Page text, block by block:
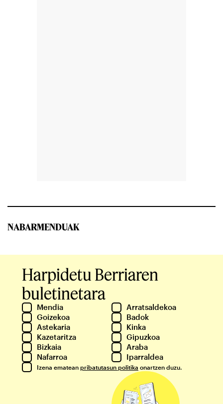
NABARMENDUAK
Harpidetu Berriaren
buletinetara
Mendia
Arratsaldekoa
Goizekoa
Badok
Astekaria
Kinka
Kazetaritza
Gipuzkoa
Bizkaia
Araba
Nafarroa
Iparraldea
Izena ematean pribatutasun politika onartzen duzu.